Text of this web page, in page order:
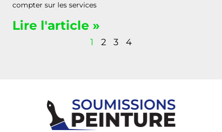
compter sur les services
Lire l'article »
1 2 3 4